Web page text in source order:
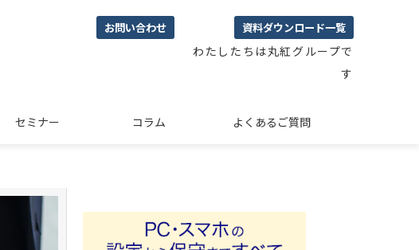
お問い合わせ 資料ダウンロード一覧
わたしたちは丸紅グループで
す
セミナー コラム よくあるご質問